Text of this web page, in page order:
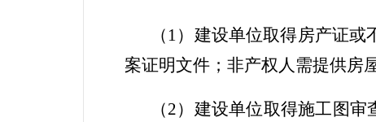
（ 1）建设单位取得房产证或
案证明文件 ；非产权人需提供房
（2）建设单位取得施工图审